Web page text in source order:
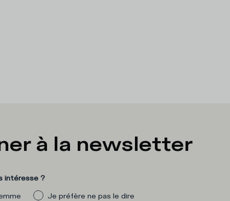
à la newsletter
intéresse ?
Je préfère ne pas le dire